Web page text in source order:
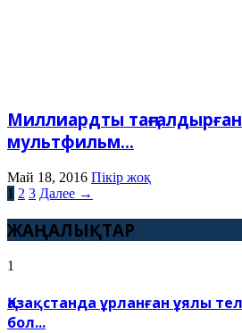
Миллиардты
мультфильм...
Май 18, 2016 Пікір жоқ
1 2 3 Далее →
ЖАҢАЛЫҚТАР
1
Қазақстанда ұрланған ұялы
бол...